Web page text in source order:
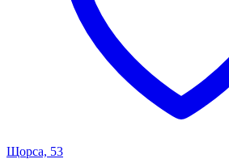
Щорса, 53